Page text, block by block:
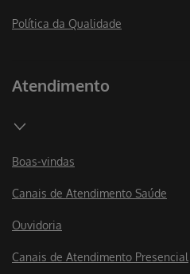
Política da Qualidade
Atendimento
Boas-vindas
Canais de Atendimento Saúde
Ouvidoria
Canais de Atendimento Presencial